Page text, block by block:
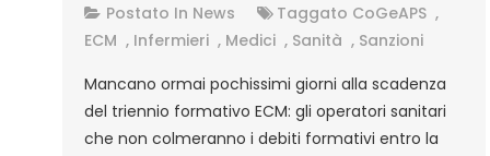
ECM:
Ultimi
Per
Colmare
I
Postato In News Taggato CoGeAPS ,
ECM , Infermieri , Medici , Sanità , Sanzioni
Mancano ormai pochissimi giorni alla scadenza
del triennio formativo ECM: gli operatori sanitari
che non colmeranno i debiti formativi entro la